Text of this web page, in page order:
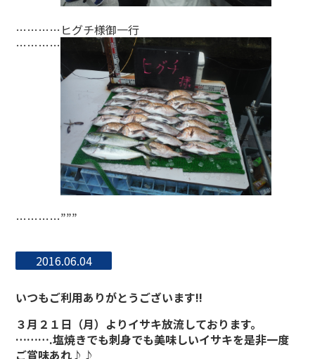
…………ヒグチ様御一行
…………
…………”””
2016.06.04
いつもご利用ありがとうございます!!
３月２１日（月）よりイサキ放流しております。
……….塩焼きでも刺身でも美味しいイサキを是非一度
ご賞味あれ♪♪